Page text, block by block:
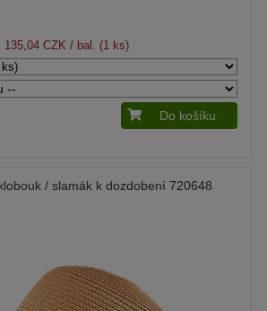
135,04 CZK / bal. (1 ks)
Do košíku
/ slamák k dozdobení 720648